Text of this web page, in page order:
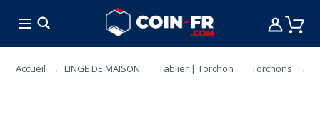
CUISINE MOBILIER
Accueil LINGE DE MAISON Tablier | Torchon Torchons